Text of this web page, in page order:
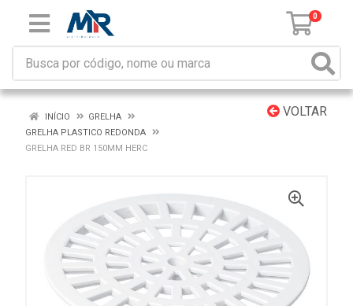
0
VOLTAR
INÍCIO
GRELHA
GRELHA PLASTICO REDONDA
GRELHA RED BR 150MM HERC